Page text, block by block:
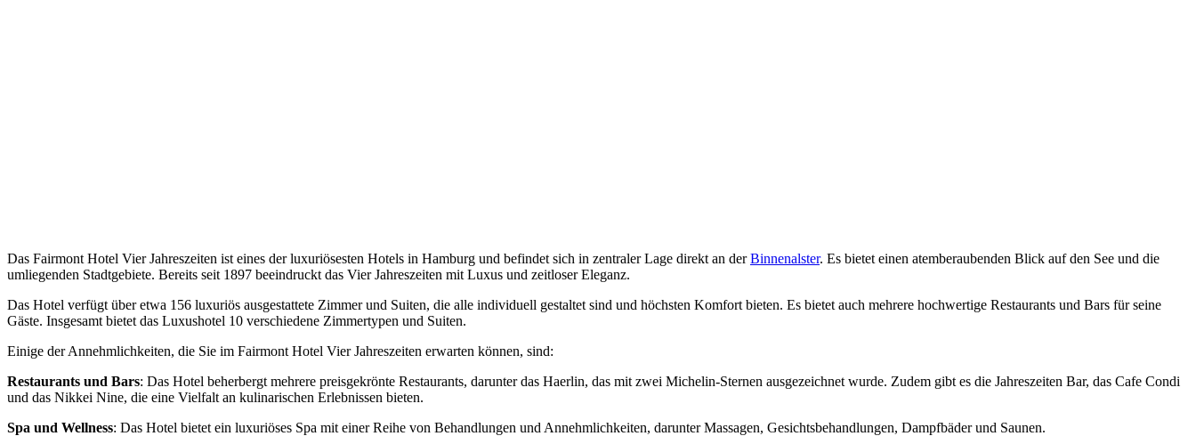
Das Fairmont Hotel Vier Jahreszeiten ist eines der luxuriösesten Hotels in Hamburg und befindet sich in zentraler Lage direkt an derBinnenalster. Es bietet einen atemberaubenden Blick auf den See und die
umliegenden Stadtgebiete. Bereits seit 1897 beeindruckt das Vier Jahreszeiten mit Luxus und zeitloser Eleganz.
Das Hotel verfügt über etwa 156 luxuriös ausgestattete Zimmer und Suiten, die alle individuell gestaltet sind und höchsten Komfort bieten. Es bietet auch mehrere hochwertige Restaurants und Bars für seine
Gäste. Insgesamt bietet das Luxushotel 10 verschiedene Zimmertypen und Suiten.
Einige der Annehmlichkeiten, die Sie im Fairmont Hotel Vier Jahreszeiten erwarten können, sind:
Restaurants und Bars: Das Hotel beherbergt mehrere preisgekrönte Restaurants, darunter das Haerlin, das mit zwei Michelin-Sternen ausgezeichnet wurde. Zudem gibt es die Jahreszeiten Bar, das Cafe Condi
und das Nikkei Nine, die eine Vielfalt an kulinarischen Erlebnissen bieten.
Spa und Wellness: Das Hotel bietet ein luxuriöses Spa mit einer Reihe von Behandlungen und Annehmlichkeiten, darunter Massagen, Gesichtsbehandlungen, Dampfbäder und Saunen.